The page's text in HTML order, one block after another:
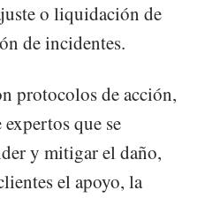
o liquidación de
de incidentes.
protocolos de acción,
que se
y mitigar el daño,
el apoyo, la